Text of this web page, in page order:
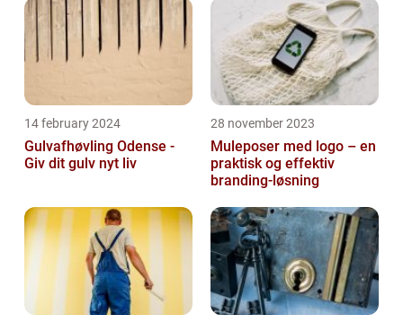
14 february 2024
Gulvafhøvling Odense -
Giv dit gulv nyt liv
28 november 2023
Muleposer med logo – en
praktisk og effektiv
branding-løsning